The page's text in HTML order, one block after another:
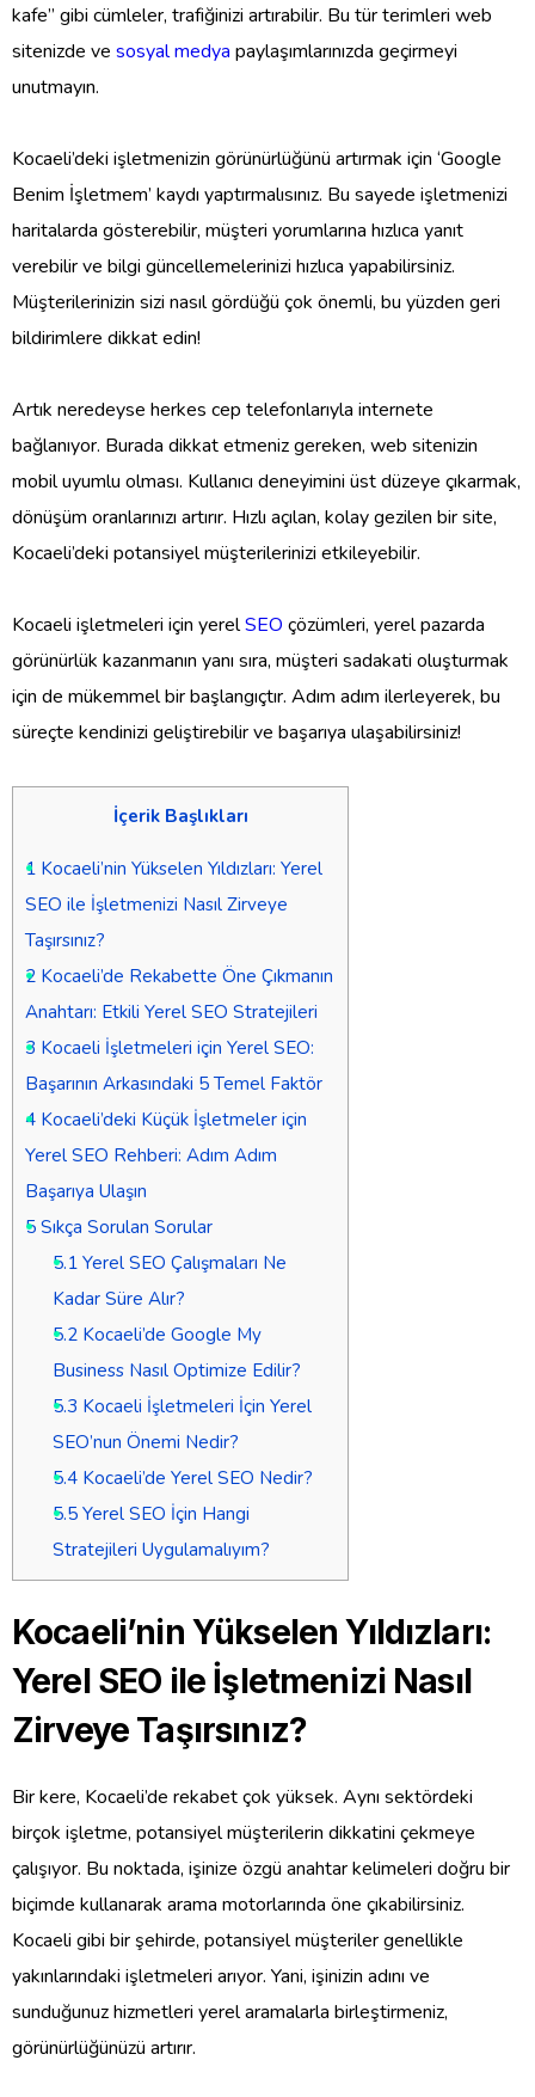
kafe” gibi cümleler, trafiğinizi artırabilir. Bu tür terimleri web
sitenizde ve sosyal medya paylaşımlarınızda geçirmeyi
unutmayın.
Kocaeli’deki işletmenizin görünürlüğünü artırmak için ‘Google
Benim İşletmem’ kaydı yaptırmalısınız. Bu sayede işletmenizi
haritalarda gösterebilir, müşteri yorumlarına hızlıca yanıt
verebilir ve bilgi güncellemelerinizi hızlıca yapabilirsiniz.
Müşterilerinizin sizi nasıl gördüğü çok önemli, bu yüzden geri
bildirimlere dikkat edin!
Artık neredeyse herkes cep telefonlarıyla internete
bağlanıyor. Burada dikkat etmeniz gereken, web sitenizin
mobil uyumlu olması. Kullanıcı deneyimini üst düzeye çıkarmak,
dönüşüm oranlarınızı artırır. Hızlı açılan, kolay gezilen bir site,
Kocaeli’deki potansiyel müşterilerinizi etkileyebilir.
Kocaeli işletmeleri için yerelSEO çözümleri, yerel pazarda
görünürlük kazanmanın yanı sıra, müşteri sadakati oluşturmak
için de mükemmel bir başlangıçtır. Adım adım ilerleyerek, bu
süreçte kendinizi geliştirebilir ve başarıya ulaşabilirsiniz!
İçerik Başlıkları
1 Kocaeli’nin Yükselen Yıldızları: Yerel
SEO ile İşletmenizi Nasıl Zirveye
Taşırsınız?
2 Kocaeli’de Rekabette Öne Çıkmanın
Anahtarı: Etkili Yerel SEO Stratejileri
3 Kocaeli İşletmeleri için Yerel SEO:
Başarının Arkasındaki 5 Temel Faktör
4 Kocaeli’deki Küçük İşletmeler için
Yerel SEO Rehberi: Adım Adım
Başarıya Ulaşın
5 Sıkça Sorulan Sorular
5.1Yerel SEO Çalışmaları Ne
Kadar Süre Alır?
5.2Kocaeli’de Google My
Business Nasıl Optimize Edilir?
5.3 Kocaeli İşletmeleri İçin Yerel
SEO’nun Önemi Nedir?
5.4Kocaeli’de Yerel SEO Nedir?
5.5Yerel SEO İçin Hangi
Stratejileri Uygulamalıyım?
Kocaeli’nin Yükselen Yıldızları:
Yerel SEO ile İşletmenizi Nasıl
Zirveye Taşırsınız?
Bir kere, Kocaeli’de rekabet çok yüksek. Aynı sektördeki
birçok işletme, potansiyel müşterilerin dikkatini çekmeye
çalışıyor. Bu noktada, işinize özgü anahtar kelimeleri doğru bir
biçimde kullanarak arama motorlarında öne çıkabilirsiniz.
Kocaeli gibi bir şehirde, potansiyel müşteriler genellikle
yakınlarındaki işletmeleri arıyor. Yani, işinizin adını ve
sunduğunuz hizmetleri yerel aramalarla birleştirmeniz,
görünürlüğünüzü artırır.